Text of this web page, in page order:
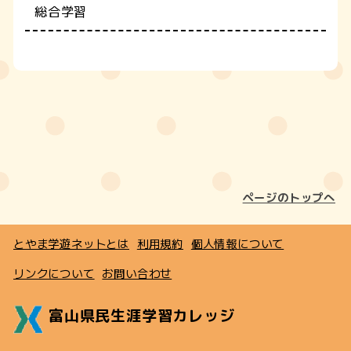
総合学習
ページのトップへ
とやま学遊ネットとは 利用規約 個人情報について
リンクについて お問い合わせ
富山県民生涯学習カレッジ